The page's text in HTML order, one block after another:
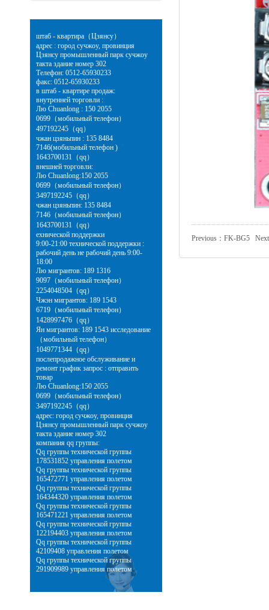
штаб - квартира（Цзянсу）
адрес : город сучжоу, провинция
Цзянсу промышленный парк сучжоу
такта здание номер 302
Телефон: 0512-65930233
факс: 0512-65930233
в штаб - квартире продаж:
внутренней торговли :
Лю Chuanlong : 150 2055
0699（мобильный телефон）
497192245（qq）
чжан цзяньпин : 135 8484
7146(мобильный телефон )
1643700131（qq）
внешней торговли:
Лю Chuanlong:150 2055
0699（мобильный телефон）
3497192245（qq）
чжан цзяньпин: 135 8484
7146（мобильный телефон）
1643700131（qq）
ехнической поддержки
9:00-21:00 технической поддержки :
рабочий день не рабочий день 9:00-
18:00
Лю мигрантов: 189 1316
9097（мобильный телефон）
2254048504（qq）
Чжэн мигрантов: 189 1543
6719（мобильный телефон）
1428997476（qq）
Ян мигрантов: 189 1543 исследование
（мобильный телефон）
1049771344（qq）
послепродажное обслуживание и
ремонт график запрос : отправить
товар
Лю Chuanlong:150 2055
0699（мобильный телефон）
3497192245（qq）
адрес: город сучжоу, провинция
Цзянсу промышленный парк сучжоу
такта здание номер 302
компания qq группы:
Qq группы технической группы
178531852 управления полетом
Qq группы технической группы
165472771 управления полетом
Qq группы технической группы
164344320 управления полетом
Qq группы технической группы
165471221 управления полетом
Qq группы технической группы
122194403 управления полетом
Qq группы технической группы
42109408 управления полетом
Qq группы технической группы
291909989 управления полетом
Previous： FK-BG5